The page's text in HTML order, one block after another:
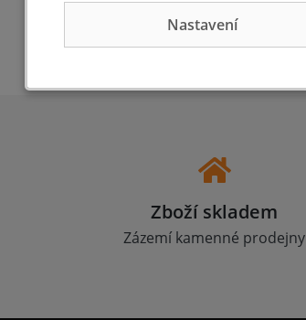
Zboží skladem
Zázemí kamenné prodejny
Nastavení